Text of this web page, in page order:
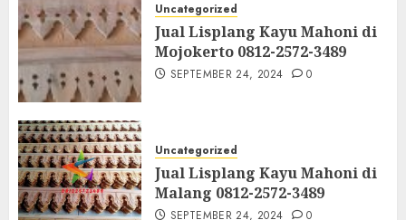
Uncategorized
Jual Lisplang Kayu Mahoni di
Mojokerto 0812-2572-3489
SEPTEMBER 24, 2024 0
Uncategorized
Jual Lisplang Kayu Mahoni di
Malang 0812-2572-3489
SEPTEMBER 24, 2024 0